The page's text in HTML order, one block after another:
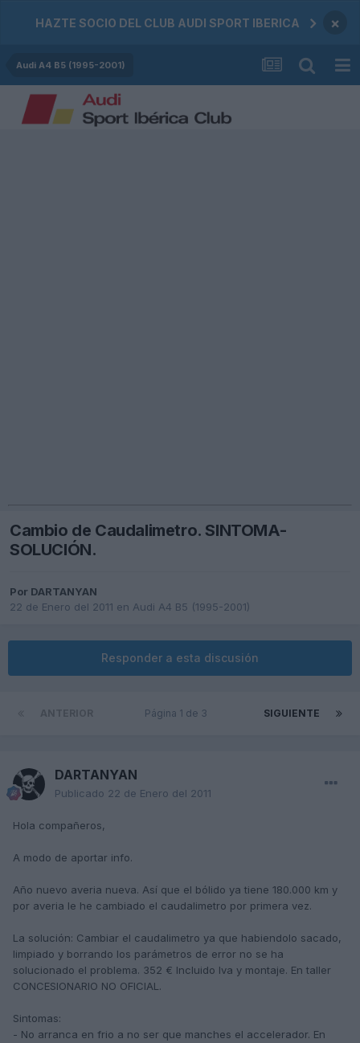
HAZTE SOCIO DEL CLUB AUDI SPORT IBERICA ×
Audi A4 B5 (1995-2001)
Cambio de Caudalimetro. SINTOMA-
SOLUCIÓN.
Por DARTANYAN
22 de Enero del 2011 en Audi A4 B5 (1995-2001)
Responder a esta discusión
SIGUIENTE
Página 1 de 3
DARTANYAN
Publicado 22 de Enero del 2011
Hola compañeros,
A modo de aportar info.
Año nuevo averia nueva. Así que el bólido ya tiene 180.000 km y
por averia le he cambiado el caudalimetro por primera vez.
La solución: Cambiar el caudalimetro ya que habiendolo sacado,
limpiado y borrando los parámetros de error no se ha
solucionado el problema. 352 € Incluido Iva y montaje. En taller
CONCESIONARIO NO OFICIAL.
Sintomas:
- No arranca en frio a no ser que manches el accelerador. En